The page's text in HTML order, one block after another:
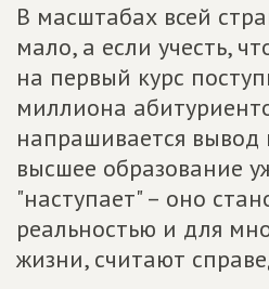
В масштабах всей
мало, а если учесть,
на первый курс
миллиона
напрашивается вывод
высшее образование
"наступает" – оно
реальностью и для
жизни, считают